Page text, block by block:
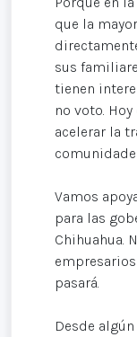
que la
sus
tienen
no voto.
acelerar la
Vamos
para las
Chihuahua.
pasará.
Desde